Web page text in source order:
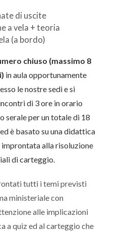
di uscite
a vela + teoria
(a bordo)
chiuso (massimo 8
in aula opportunamente
le nostre sedi e si
di 3 ore in orario
serale per un totale di 18
è basato su una didattica
alla risoluzione
di carteggio.
tutti i temi previsti
ministeriale con
alle implicazioni
a quiz ed al carteggio che